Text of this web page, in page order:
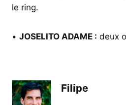
le ring.
• JOSELITO ADAME : deux
Filipe